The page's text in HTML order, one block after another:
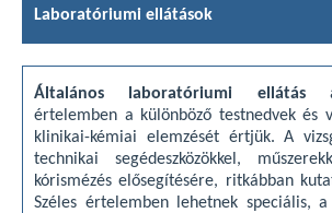
Laboratóriumi ellátások
Általános laboratóriumi ellátás
értelemben a különböző testnedvek és
klinikai-kémiai elemzését értjük. A
technikai segédeszközökkel,
kórismézés elősegítésére, ritkábban
Széles értelemben lehetnek speciális,